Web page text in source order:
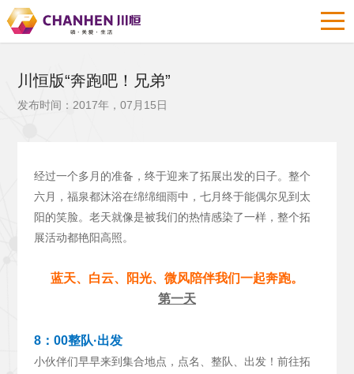
川恒版“奔跑吧！兄弟”
发布时间：2017年，07月15日
经过一个多月的准备，终于迎来了拓展出发的日子。整个
六月，福泉都沐浴在绵绵细雨中，七月终于能偶尔见到太
阳的笑脸。老天就像是被我们的热情感染了一样，整个拓
展活动都艳阳高照。
蓝天、白云、阳光、微风陪伴我们一起奔跑。
第一天
8：00整队·出发
小伙伴们早早来到集合地点，点名、整队、出发！前往拓